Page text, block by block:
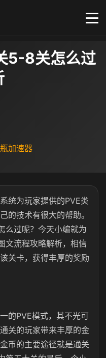
5-8关怎么过
加速器
统为玩家提供的PVE类
的技术有很大的帮助。
么过呢？今天小编就为
文流程攻略解析，相信
关卡，获得丰厚的奖励
的PVE模式，其不光可
关的玩家带来丰厚的金
币的主要途径就是通关